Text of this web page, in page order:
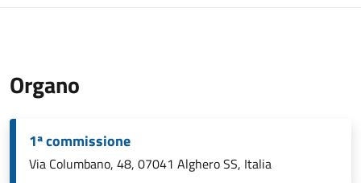
Organo
1ª commissione
Via Columbano, 48, 07041 Alghero SS, Italia